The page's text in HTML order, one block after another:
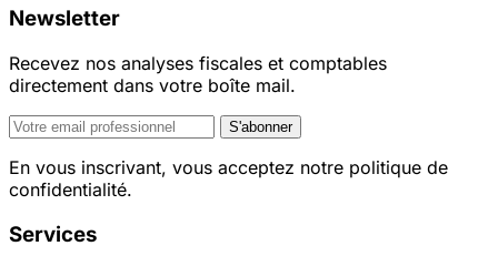
Newsletter
Recevez nos analyses fiscales et comptables
directement dans votre boîte mail.
S'abonner
En vous inscrivant, vous acceptez notre politique de
confidentialité.
Services